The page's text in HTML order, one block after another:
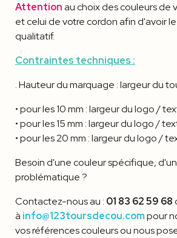
Attentionau choix des couleurs de
et celui de votre cordon afin d'avoir
qualitatif.
Contraintes techniques :
. Hauteur du marquage : largeur du
• pour les 10 mm : largeur du logo /
• pour les 15 mm : largeur du logo /
• pour les 20 mm : largeur du logo /
Besoin d'une couleur spécifique,
problématique ?
Contactez-nous au : 01 83 62 59 68
à info@123toursdecou.compour
vos références couleurs ou nous